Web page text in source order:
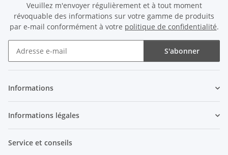
Veuillez m'envoyer régulièrement et à tout moment
révoquable des informations sur votre gamme de produits
par e-mail conformément à votre politique de confidentialité.
S'abonner
Informations
Informations légales
Service et conseils